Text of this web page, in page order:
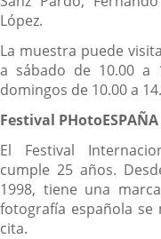
López.
La muestra puede
a sábado de 10.00 a
domingos de 10.00 a
Festival PHotoESPAÑA
El Festival
cumple 25 años.
1998, tiene una
fotografía española
cita.